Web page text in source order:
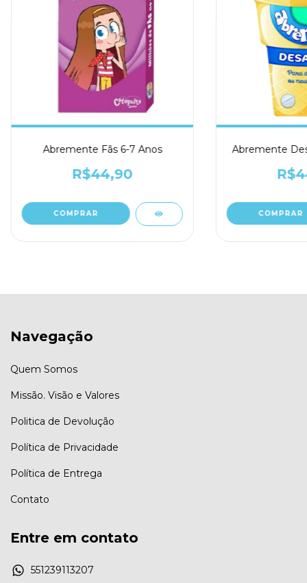
Abremente Fãs 6-7 Anos
R$44,90
Abremente
Navegação
Quem Somos
Missão. Visão e Valores
Politica de Devolução
Política de Privacidade
Política de Entrega
Contato
Entre em contato
551239113207